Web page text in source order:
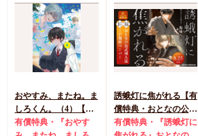
フレット
円（税込）
くもそく
カートに入れる
年記念フェア」・対象
商品】
ハニーミルク10周年記
念フェア ～Sweet &
Heart-Melting Love～
825 円 （税込）
くもそく
おやすみ、またね。ま
しろくん。（4）【有
償特典・おとなの公式
有償特典・『おやす
誘蛾灯に焦がれる【有
償特典・おとなの公式
同人誌】
有償特典・『誘蛾灯に